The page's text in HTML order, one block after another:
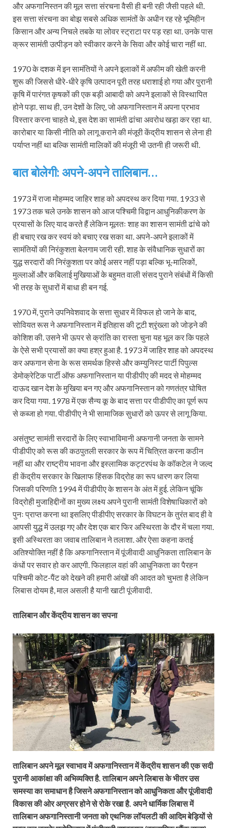
और अफगानिस्तन की मूल सत्ता संरचना वैसी ही बनी रही जैसी पहले थी.
इस सत्ता संरचना का बोझ सबसे अधिक सामंतों के अधीन रह रहे भूमिहीन
किसान और अन्य निचले तबके या लोवर स्ट्राटा पर पड़ रहा था. उनके पास
क्रूर सामंती उत्पीड़न को स्वीकार करने के सिवा और कोई चारा नहीं था.
1970 के दशक में इन सामंतियों ने अपने इलाकों में अफीम की खेती करनी
शुरू की जिससे धीरे-धीरे कृषि उत्पादन पूरी तरह धराशाई हो गया और पुरानी
कृषि में पारंगत कृषकों की एक बड़ी आबादी को अपने इलाकों से विस्थापित
होने पड़ा. साथ ही, उन देशों के लिए, जो अफगानिस्तान में अपना प्रभाव
विस्तार करना चाहते थे, इस देश का सामंती ढांचा अवरोध खड़ा कर रहा था.
कारोबार या किसी नीति को लागू कराने की मंजूरी केंद्रीय शासन से लेना ही
पर्याप्त नहीं था बल्कि सामंती मालिकों की मंजूरी भी उतनी ही जरूरी थी.
बात बोलेगी: अपने-अपने तालिबान…
1973 में राजा मोहम्मद जाहिर शाह को अपदस्थ कर दिया गया. 1933 से
1973 तक चले उनके शासन को आज पश्चिमी विद्वान आधुनिकीकरण के
प्रयासों के लिए याद करते हैं लेकिन मूलतः शाह का शासन सामंती ढांचे को
ही बचाए रख कर स्वयं को बचाए रख सका था. अपने-अपने इलाकों में
सामंतियों की निरंकुशता बेलगाम जारी रही. शाह के संवैधानिक सुधारों का
युद्ध सरदारों की निरंकुशता पर कोई असर नहीं पड़ा बल्कि भू-मालिकों,
मुल्लाओं और कबिलाई मुखियाओं के बहुमत वाली संसद पुराने संबंधों में किसी
भी तरह के सुधारों में बाधा ही बन गई.
1970 में, पुराने उपनिवेशवाद के सत्ता सुधार में विफल हो जाने के बाद,
सोवियत रूस ने अफगानिस्तान में इतिहास की टूटी श्रृंख्ला को जोड़ने की
कोशिश की. उसने भी ऊपर से क्रांति का रास्ता चुना यह भूल कर कि पहले
के ऐसे सभी प्रयासों का क्या हश्र हुआ है. 1973 में जाहिर शाह को अपदस्थ
कर अफगान सेना के रूस समर्थक हिस्से और कम्युनिस्ट पार्टी पिपुल्स
डेमोक्रेटिक पार्टी ऑफ अफगानिस्तान या पीडीपीए की मदद से मोहम्मद
दाऊद खान देश के मुखिया बन गए और अफगानिस्तान को गणतंत्र घोषित
कर दिया गया. 1978 में एक सैन्य कू के बाद सत्ता पर पीडीपीए का पूर्ण रूप
से कब्जा हो गया. पीडीपीए ने भी सामाजिक सुधारों को ऊपर से लागू किया.
असंतुष्ट सामंती सरदारों के लिए स्वाभाविमानी अफगानी जनता के सामने
पीडीपीए को रूस की कठपुतली सरकार के रूप में चित्रित करना कठीन
नहीं था और राष्ट्रीय भावना और इस्लामिक कट्टरपंथ के कॉकटेल ने जल्द
ही केंद्रीय सरकार के खिलाफ हिंसक विद्रोह का रूप धारण कर लिया
जिसकी परिणति 1994 में पीडीपीए के शासन के अंत में हुई. लेकिन चूंकि
विद्रोही मुजाहिद्दीनों का मुख्य लक्ष्य अपने पुरानी सामंती विशेषाधिकारों को
पुनः प्राप्त करना था इसलिए पीडीपीए सरकार के विघटन के तुरंत बाद ही वे
आपसी युद्ध में उलझ गए और देश एक बार फिर अस्थिरता के दौर में चला गया.
इसी अस्थिरता का जवाब तालिबान ने तलाशा. और ऐसा कहना कतई
अतिश्योक्ति नहीं है कि अफगानिस्तान में पूंजीवादी आधुनिकता तालिबान के
कंधों पर सवार हो कर आएगी. फिलहाल वहां की आधुनिकता का पैरहन
पश्चिमी कोट-पैंट को देखने की हमारी आंखों की आदत को चुभता है लेकिन
लिबास दोयम है, माल असली है यानी खाटी पूंजीवादी.
तालिबान और केंद्रीय शासन का सपना
तालिबान अपने मूल स्वाभाव में अफगानिस्तान में केंद्रीय शासन की एक सदी
पुरानी आकांक्षा की अभिव्यक्ति है. तालिबान अपने लिबास के भीतर उस
समस्या का समाधान है जिसने अफगानिस्तान को आधुनिकता और पूंजीवादी
विकास की ओर अग्रसर होने से रोके रखा है. अपने धार्मिक लिबास में
तालिबान अफगानिस्तानी जनता को एथनिक लॉयलटी की आदिम बेड़ियों से